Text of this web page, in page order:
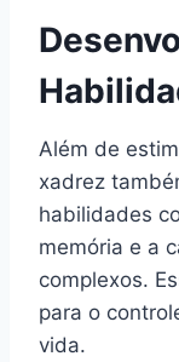
Além de
xadrez
habilidades
memória e a
complexos.
para o
vida.